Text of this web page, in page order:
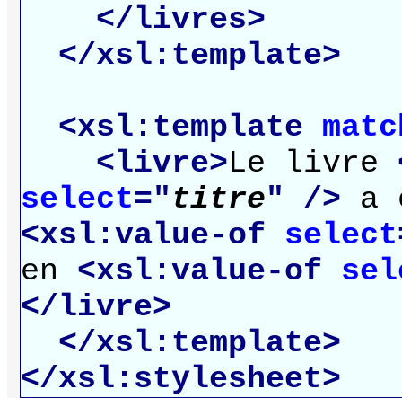
</livres>
</xsl:template>
<xsl:template
<livre>Le livre
select=" titre" /> a
<xsl:value-of select
en <xsl:value-of
</livre>
</xsl:template>
</xsl:stylesheet>